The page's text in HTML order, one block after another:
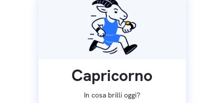
Capricorno
In cosa brilli oggi?